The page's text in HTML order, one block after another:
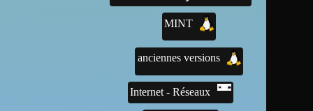
MINT
anciennes versions
Internet - Réseaux